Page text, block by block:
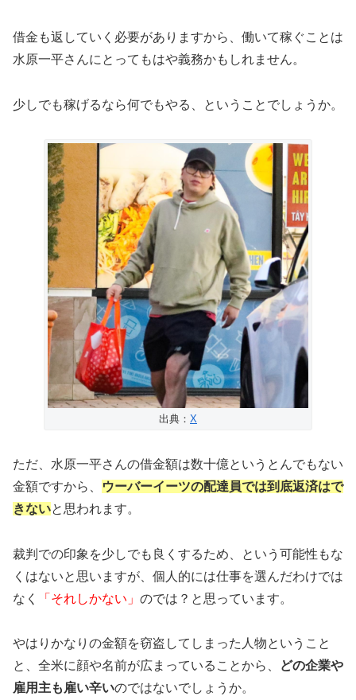
借金も返していく必要がありますから、働いて稼ぐことは
水原一平さんにとってもはや義務かもしれません。
少しでも稼げるなら何でもやる、ということでしょうか。
出典： X
ただ、水原一平さんの借金額は数十億というとんでもない
金額ですから、
ウーバーイーツの配達員では到底返済はで
きないと思われます。
裁判での印象を少しでも良くするため、という可能性もな
くはないと思いますが、個人的には仕事を選んだわけでは
なく
「それしかない」 のでは？と思っています。
やはりかなりの金額を窃盗してしまった人物ということ
と、全米に顔や名前が広まっていることから、
どの企業や
雇用主も雇い辛いのではないでしょうか。